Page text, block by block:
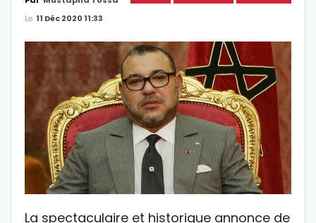
Le 11 Déc 2020 11:33
La spectaculaire et historique annonce de